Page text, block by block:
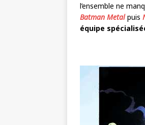
l’ensemble ne
Batman Metalpuis
équipe